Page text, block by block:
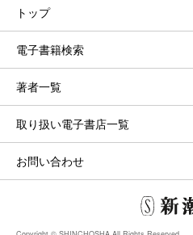
トップ
電子書籍検索
著者一覧
取り扱い電子書店一覧
お問い合わせ